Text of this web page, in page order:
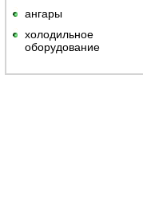
ангары
холодильное
оборудование